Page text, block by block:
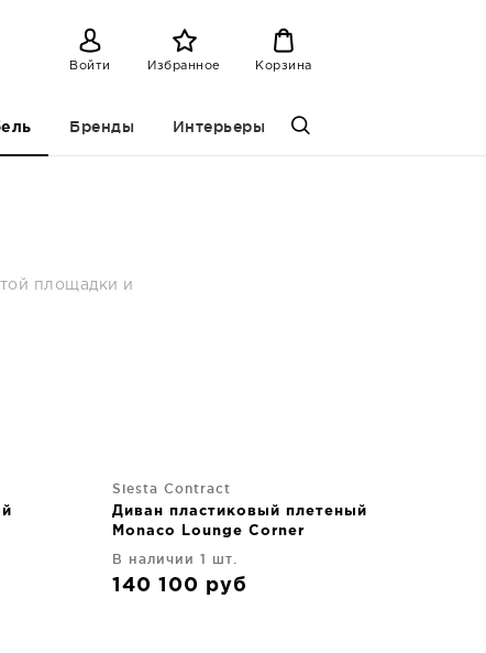
Войти Избранное Корзина
Бренды Интерьеры
площадки и
Siesta Contract
Диван пластиковый плетеный
Monaco Lounge Corner
В наличии 1 шт.
140 100 руб